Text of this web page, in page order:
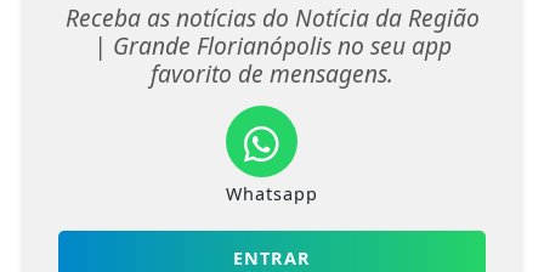
Receba as notícias do Notícia da Região
| Grande Florianópolis no seu app
favorito de mensagens.
Whatsapp
ENTRAR